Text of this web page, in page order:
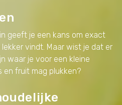
geeft je een kans om exact
vindt. Maar wist je dat er
waar je voor een kleine
en fruit mag plukken?